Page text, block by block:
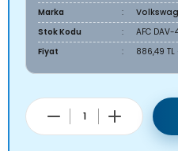
Marka
Stok Kodu
AFC
Fiyat
886,49 TL